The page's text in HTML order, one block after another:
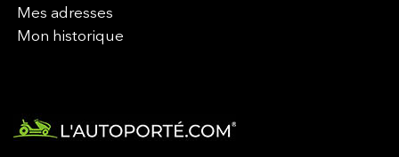
Mes adresses
Mon historique